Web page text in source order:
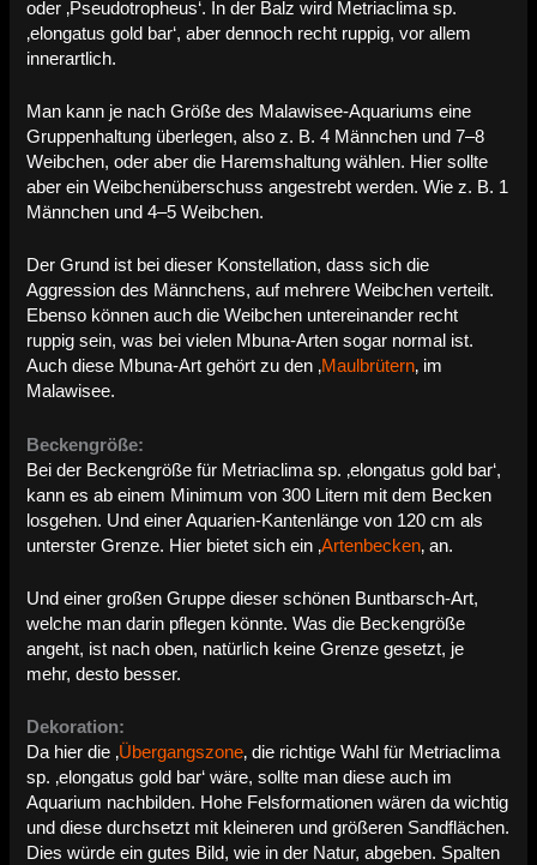
oder ‚Pseudotropheus‘. In der Balz wird Metriaclima sp.
‚elongatus gold bar‘, aber dennoch recht ruppig, vor allem
innerartlich.
Man kann je nach Größe des Malawisee-Aquariums eine
Gruppenhaltung überlegen, also z. B. 4 Männchen und 7–8
Weibchen, oder aber die Haremshaltung wählen. Hier sollte
aber ein Weibchenüberschuss angestrebt werden. Wie z. B. 1
Männchen und 4–5 Weibchen.
Der Grund ist bei dieser Konstellation, dass sich die
Aggression des Männchens, auf mehrere Weibchen verteilt.
Ebenso können auch die Weibchen untereinander recht
ruppig sein, was bei vielen Mbuna-Arten sogar normal ist.
Auch diese Mbuna-Art gehört zu den ‚Maulbrütern‚ im
Malawisee.
Beckengröße:
Bei der Beckengröße für Metriaclima sp. ‚elongatus gold bar‘,
kann es ab einem Minimum von 300 Litern mit dem Becken
losgehen. Und einer Aquarien-Kantenlänge von 120 cm als
unterster Grenze. Hier bietet sich ein ‚Artenbecken‚ an.
Und einer großen Gruppe dieser schönen Buntbarsch-Art,
welche man darin pflegen könnte. Was die Beckengröße
angeht, ist nach oben, natürlich keine Grenze gesetzt, je
mehr, desto besser.
Dekoration:
Da hier die ‚Übergangszone‚ die richtige Wahl für Metriaclima
sp. ‚elongatus gold bar‘ wäre, sollte man diese auch im
Aquarium nachbilden. Hohe Felsformationen wären da wichtig
und diese durchsetzt mit kleineren und größeren Sandflächen.
Dies würde ein gutes Bild, wie in der Natur, abgeben. Spalten